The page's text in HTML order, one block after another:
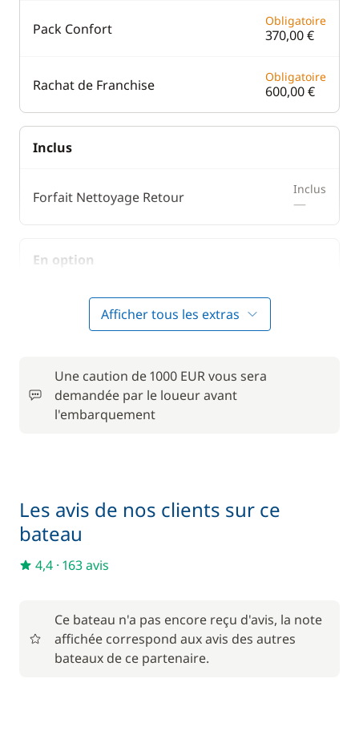
Pack Confort Obligatoire
370,00 €
Rachat de Franchise Obligatoire
600,00 €
Inclus
Forfait Nettoyage Retour Inclus
—
En option
Avitaillement
Filet de sécurité
Paddle
Skipper (repas non inclus)
Afficher tous les extras
Une caution de 1000 EUR vous sera
demandée par le loueur avant
l'embarquement
Les avis de nos clients sur ce
bateau
4,4 · 163 avis
Ce bateau n'a pas encore reçu d'avis, la note
affichée correspond aux avis des autres
bateaux de ce partenaire.